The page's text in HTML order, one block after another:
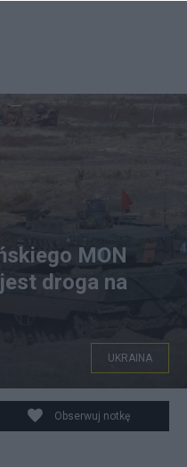
Reznikow obejrzał
na Ukrainę. (fot. Twitter,
MON
droga na
UKRAINA
Obserwuj notkę